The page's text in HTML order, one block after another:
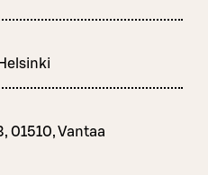
01510, Vantaa